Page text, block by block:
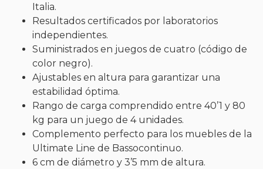
Italia.
Resultados certificados por laboratorios
independientes.
Suministrados en juegos de cuatro (código de
color negro).
Ajustables en altura para garantizar una
estabilidad óptima.
Rango de carga comprendido entre 40’1 y 80
kg para un juego de 4 unidades.
Complemento perfecto para los muebles de la
Ultimate Line de Bassocontinuo.
6 cm de diámetro y 3’5 mm de altura.